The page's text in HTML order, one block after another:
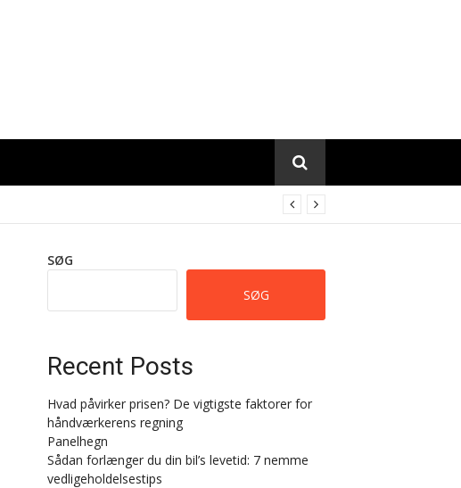
SØG
SØG
Recent Posts
Hvad påvirker prisen? De vigtigste faktorer for
håndværkerens regning
Panelhegn
Sådan forlænger du din bil’s levetid: 7 nemme
vedligeholdelsestips